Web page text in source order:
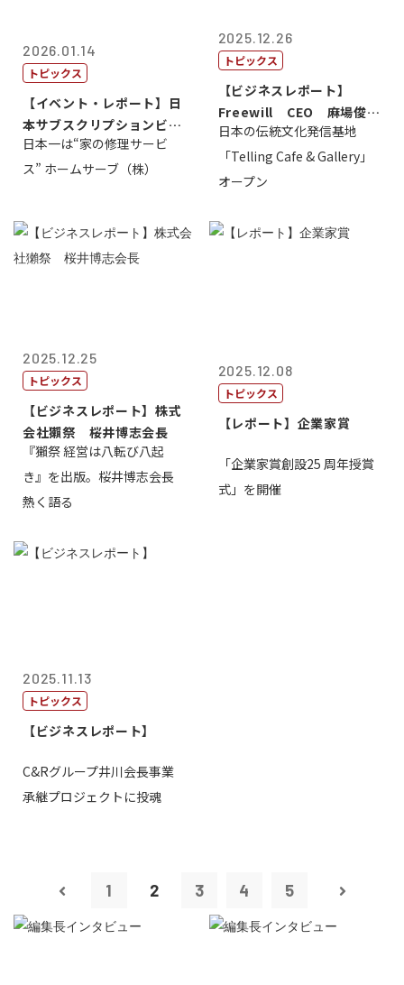
2026.01.14
トピックス
【イベント・レポート】日
本サブスクリプションビジ
ネス大賞20...
日本一は“家の修理サービ
ス” ホームサーブ（株）
2025.12.26
トピックス
【ビジネスレポート】
Freewill CEO 麻場俊行
氏
日本の伝統文化発信基地
「Telling Cafe & Gallery」
オープン
2025.12.25
トピックス
【ビジネスレポート】株式
会社獺祭 桜井博志会長
『獺祭 経営は八転び八起
き』を出版。桜井博志会長
熱く語る
2025.12.08
トピックス
【レポート】企業家賞
「企業家賞創設25 周年授賞
式」を開催
2025.11.13
トピックス
【ビジネスレポート】
C&Rグループ井川会長事業
承継プロジェクトに投魂
1 2 3 4 5